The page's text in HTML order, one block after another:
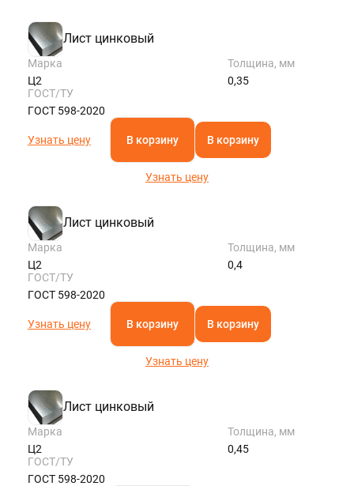
Лист цинковый
Марка
Ц2
Толщина, мм
0,35
ГОСТ/ТУ
ГОСТ 598-2020
Узнать цену В корзину В корзину
Узнать цену
Лист цинковый
Марка
Ц2
Толщина, мм
0,4
ГОСТ/ТУ
ГОСТ 598-2020
Узнать цену В корзину В корзину
Узнать цену
Лист цинковый
Марка
Ц2
Толщина, мм
0,45
ГОСТ/ТУ
ГОСТ 598-2020